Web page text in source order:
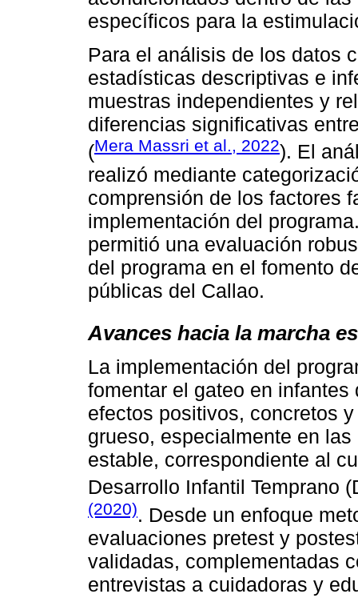
específicos para la
Para el análisis de los datos
estadísticas descriptivas e
muestras independientes y
diferencias significativas
(Mera Massri et al., 2022). El
realizó mediante
comprensión de los factores
implementación del
permitió una evaluación
del programa en el fomento
públicas del Callao.
Avances hacia la marcha
La implementación del
fomentar el gateo en
efectos positivos, concretos
grueso, especialmente en
estable, correspondiente al
Desarrollo Infantil Temprano
(2020). Desde un enfoque
evaluaciones pretest y
validadas, complementadas
entrevistas a cuidadoras y